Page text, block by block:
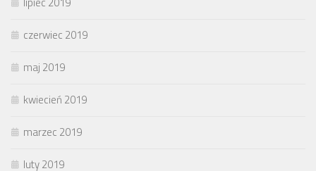
czerwiec 2019
maj 2019
kwiecień 2019
marzec 2019
luty 2019